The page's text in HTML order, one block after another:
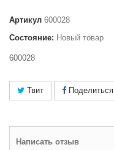
Артикул 600028
Состояние: Новый товар
600028
Твит Поделиться
Написать отзыв